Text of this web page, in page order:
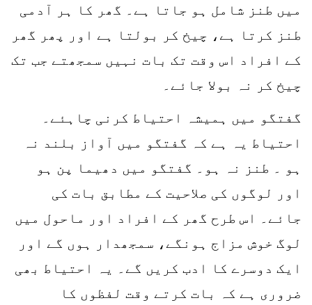
میں طنز شامل ہو جاتا ہے۔ گھر کا ہر آدمی
طنز کرتا ہے، چیخ کر بولتا ہے اور پھر گھر
کے افراد اس وقت تک بات نہیں سمجھتے جب تک
چیخ کر نہ بولا جائے۔
گفتگو میں ہمیشہ احتیاط کرنی چاہئے۔
احتیاط یہ ہے کہ گفتگو میں آواز بلند نہ
ہو ۔ طنز نہ ہو۔ گفتگو میں دھیما پن ہو
اور لوگوں کی صلاحیت کے مطابق بات کی
جائے۔ اس طرح گھر کے افراد اور ماحول میں
لوگ خوش مزاج ہونگے، سمجھدار ہوں گے اور
ایک دوسرے کا ادب کریں گے۔ یہ احتیاط بھی
ضروری ہے کہ بات کرتے وقت لفظوں کا